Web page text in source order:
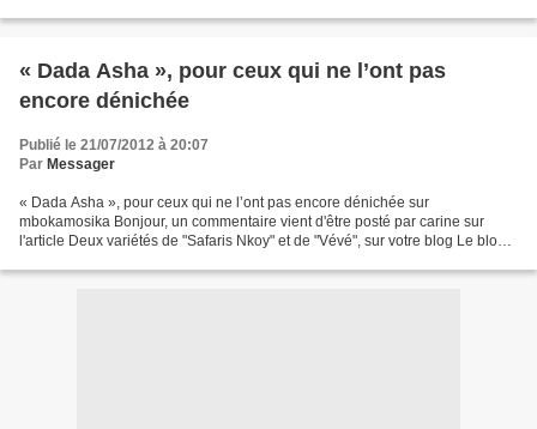
« Dada Asha », pour ceux qui ne l’ont pas
encore dénichée
Publié le 21/07/2012 à 20:07
Par Messager
« Dada Asha », pour ceux qui ne l’ont pas encore dénichée sur
mbokamosika Bonjour, un commentaire vient d'être posté par carine sur
l'article Deux variétés de "Safaris Nkoy" et de "Vévé", sur votre blog Le blog